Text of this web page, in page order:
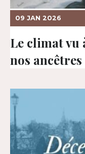
09 JAN 2026
Le climat vu
nos ancêtres